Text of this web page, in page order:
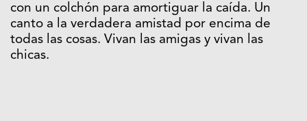
con un colchón para amortiguar la caída. Un
canto a la verdadera amistad por encima de
todas las cosas. Vivan las amigas y vivan las
chicas.